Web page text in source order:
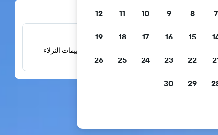
الملايين من التقييمات
اطلع على التقييمات المبنية على الملايين من تقييمات النزلاء
الحقيقيين.
7
8
9
10
11
12
15
16
17
18
19
22
23
24
25
26
29
30